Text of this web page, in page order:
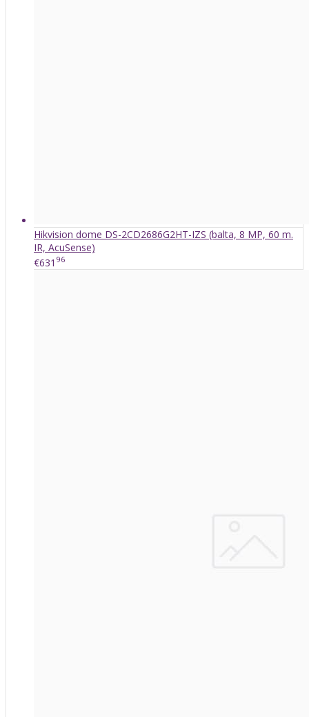
Hikvision dome DS-2CD2686G2HT-IZS (balta, 8 MP, 60 m.
IR, AcuSense)
€631 96